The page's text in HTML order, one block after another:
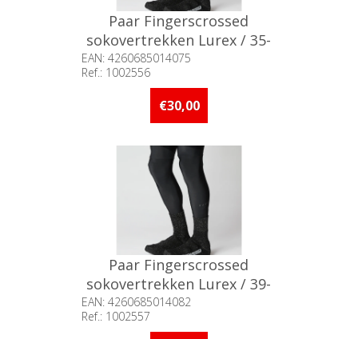
Paar Fingerscrossed
sokovertrekken Lurex / 35-
38
EAN: 4260685014075
Ref.: 1002556
Beschikbaarheid:: Niet voorradig
€30,00
Paar Fingerscrossed
sokovertrekken Lurex / 39-
42
EAN: 4260685014082
Ref.: 1002557
Beschikbaarheid:: Niet voorradig